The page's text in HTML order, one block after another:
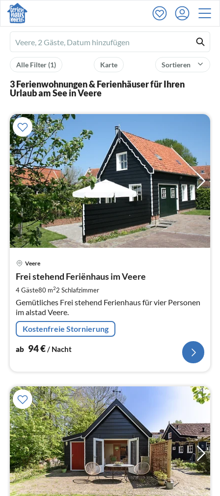
Ferienhausmiete
logo
Sortieren
Karte
Alle Filter(1)
3 Ferienwohnungen & Ferienhäuser für Ihren
Urlaub am See in Veere
Veere
Frei stehend Feriënhaus im Veere
4 Gäste80 m22 Schlafzimmer
Gemütliches Frei stehend Ferienhaus für vier Personen
im alstad Veere.
Kostenfreie Stornierung
ab 94€/ Nacht